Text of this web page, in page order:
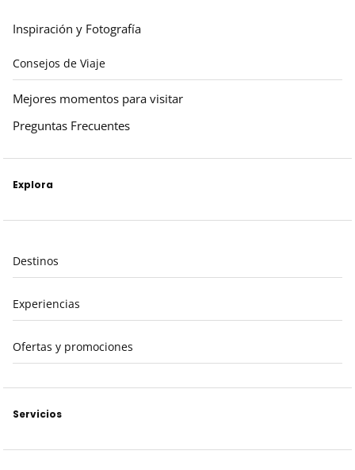
Inspiración y Fotografía
Consejos de Viaje
Mejores momentos para visitar
Preguntas Frecuentes
Explora
Destinos
Experiencias
Ofertas y promociones
Servicios